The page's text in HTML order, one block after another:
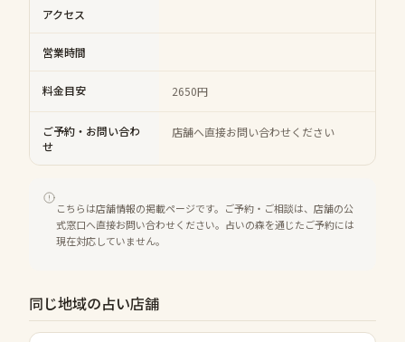
アクセス
営業時間
料金目安 2650円
ご予約・お問い合わ
せ
店舗へ直接お問い合わせください
こちらは店舗情報の掲載ページです。ご予約・ご相談は、店舗の公
式窓口へ直接お問い合わせください。占いの森を通じたご予約には
現在対応していません。
同じ地域の占い店舗